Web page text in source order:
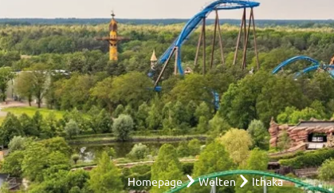
Homepage Welten Ithaka